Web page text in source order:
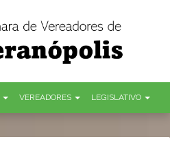
VEREADORES LEGISLATIVO